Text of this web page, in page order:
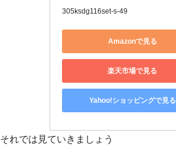
305ksdg116set-s-49
Amazonで見る
楽天市場で見る
Yahoo!ショッピングで見る
それでは見ていきましょう